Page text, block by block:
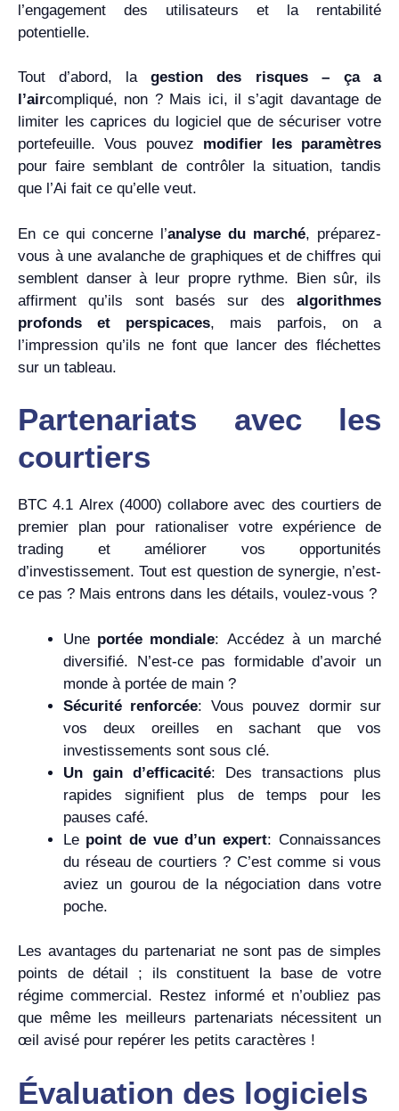
l’engagement des utilisateurs et la rentabilité
potentielle.
Tout d’abord, la gestion des risques – ça a
l’aircompliqué, non ? Mais ici, il s’agit davantage de
limiter les caprices du logiciel que de sécuriser votre
portefeuille. Vous pouvez modifier les paramètres
pour faire semblant de contrôler la situation, tandis
que l’Ai fait ce qu’elle veut.
En ce qui concerne l’analyse du marché, préparez-
vous à une avalanche de graphiques et de chiffres qui
semblent danser à leur propre rythme. Bien sûr, ils
affirment qu’ils sont basés sur des algorithmes
profonds et perspicaces, mais parfois, on a
l’impression qu’ils ne font que lancer des fléchettes
sur un tableau.
Partenariats avec les
courtiers
BTC 4.1 Alrex (4000) collabore avec des courtiers de
premier plan pour rationaliser votre expérience de
trading et améliorer vos opportunités
d’investissement. Tout est question de synergie, n’est-
ce pas ? Mais entrons dans les détails, voulez-vous ?
Une portée mondiale: Accédez à un marché
diversifié. N’est-ce pas formidable d’avoir un
monde à portée de main ?
Sécurité renforcée: Vous pouvez dormir sur
vos deux oreilles en sachant que vos
investissements sont sous clé.
Un gain d’efficacité: Des transactions plus
rapides signifient plus de temps pour les
pauses café.
Le point de vue d’un expert: Connaissances
du réseau de courtiers ? C’est comme si vous
aviez un gourou de la négociation dans votre
poche.
Les avantages du partenariat ne sont pas de simples
points de détail ; ils constituent la base de votre
régime commercial. Restez informé et n’oubliez pas
que même les meilleurs partenariats nécessitent un
œil avisé pour repérer les petits caractères !
Évaluation des logiciels